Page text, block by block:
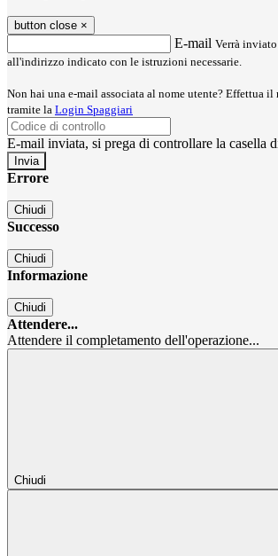
button close ×
E-mail Verrà
all'indirizzo indicato con le istruzioni necessarie.
Non hai una e-mail associata al nome utente? Effettua il
tramite la Login Spaggiari
E-mail inviata, si prega di controllare la casella
Errore
Chiudi
Successo
Chiudi
Informazione
Chiudi
Attendere...
Attendere il completamento dell'operazione...
Chiudi